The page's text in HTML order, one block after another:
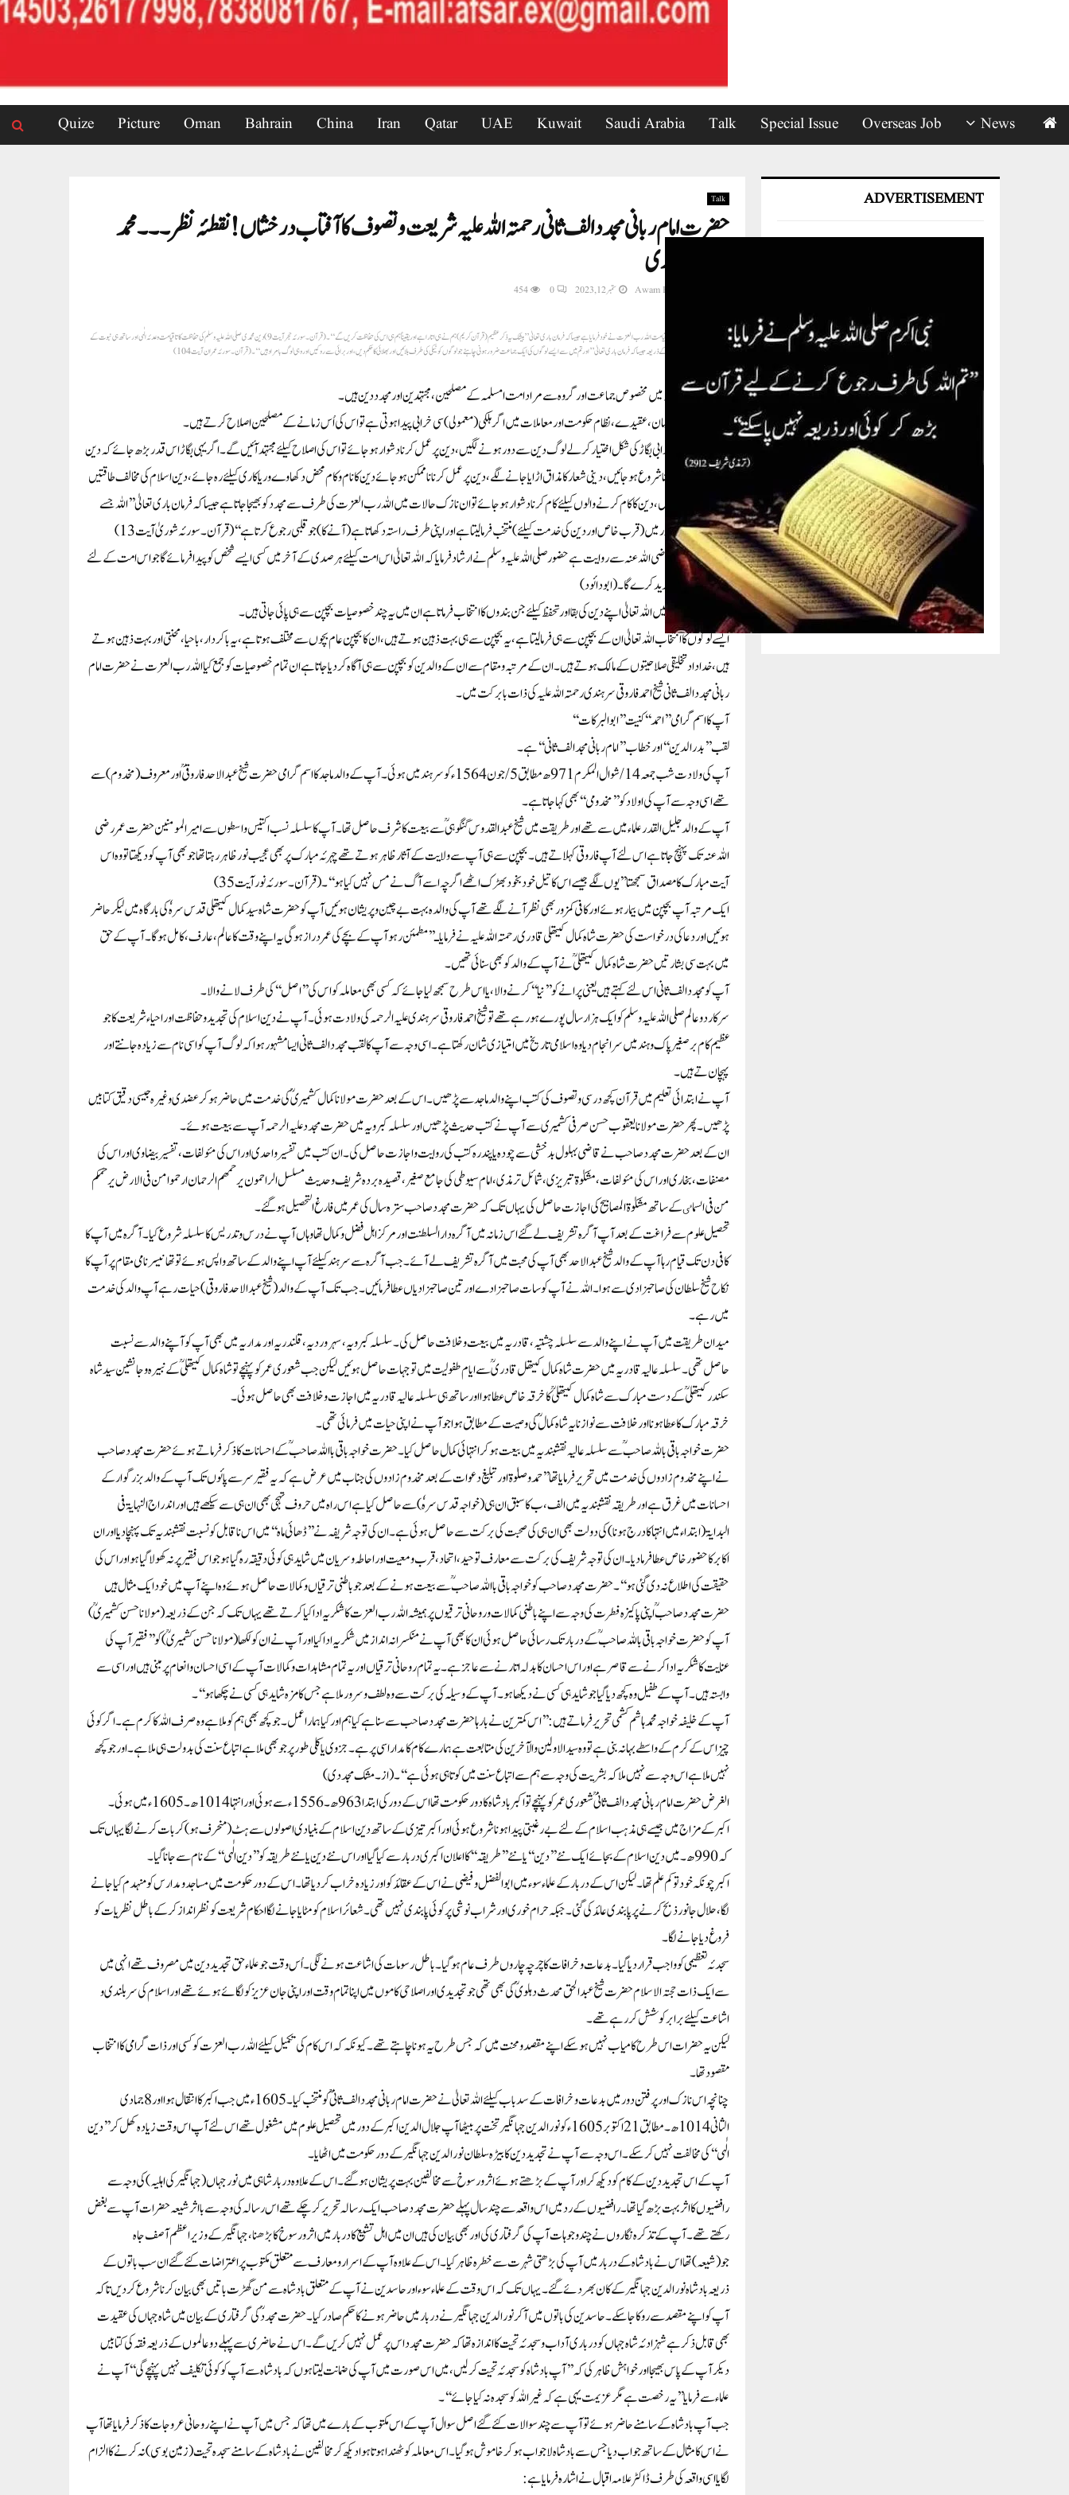
News
Overseas Job
Special Issue
Talk
Saudi Arabia
Kuwait
UAE
Qatar
Iran
China
Bahrain
Oman
Picture
Quize
Talk
حضرت امام ربانی مجددالف ثانی رحمتہ اللہ علیہ شریعت وتصوف کاآفتاب درخشاں! نقطئہ نظر۔۔۔محمد
محفوظ قادری
Awam Express News ستمبر 12, 2023 0
454
دین اسلام کی حفاظت کاوعدہ تاقیامت اللہ رب العزت نے خود فرمایا ہے جیساکہ فرمان باری تعالیٰ ’’بیشک یہ ذکر عظیم (قرآن کریم)ہم نے ہی اتارا ہے اور یقیناً ہم ہی اس کی حفاظت کریں گے‘‘۔(قرآن ۔سورئہ حجرآیت9)دین محمدی صلی اللہ علیہ وسلم کی حفاظت کا تاقیامت وعدئہ الٰہی اور ساتھ ہی نبوت کے
فرائض کی ادائیگی امت مسلمہ کے ذریعہ جیسا کہ فرمان باری تعالیٰ’’اور تم میں سے ایسے لوگوں کی ایک جماعت ضرور ہونی چاہئے جو لوگوں کو نیکی کی طرف بلائیں اور بھلائی کا حکم دیں،اور برائی سے روکیں اور وہی لوگ بامراد ہیں‘‘۔(قرآن۔سورئہ عمران آیت104)
مذکورہ آیت کریمہ میں مخصوص جماعت اور گروہ سے مرادامت امسلمہ کے مصلحین،مجتہدین اور مجدددین ہیں۔
امت مسلمہ کے ایمان،عقیدے،نظام حکومت اور معاملات میں اگر ہلکی(معمولی)سی خرابی پیدا ہوتی ہے تو اس کی اُس زمانے کے مصلحین اصلاح کرتے ہیں۔
اگریہ معمولی سی خرابی بگاڑ کی شکل اختیار کرلے لوگ دین سے دور ہونے لگیں،دین پر عمل کرنا دشوار ہوجائے تو اس کی اصلاح کیلئے مجتہد آئیں گے۔ اگر یہی بگاڑ اس قدر بڑھ جائے کہ دین
کی قدریں پامال ہونا شروع ہوجائیں،دینی شعارکا مذاق اڑایا جانے لگے،دین پر عمل کرناناممکن ہوجائے دین کانام و کام محض دکھاوے وریاکاری کیلئے رہ جائے،دین اسلام کی مخالف طاقتیں
بہت طاقتور ہوجائیں، دین کاکام کرنے والوں کیلئے کام کرنا دشوار ہوجائے تو ان نازک حالات میں اللہ رب العزت کی طرف سے مجدد کو بھیجاجاتا ہے جیسا کہ فرمان باری تعالیٰ ’’اللہ جسے
چاہتا ہے اپنے حضور میں (قرب خاص اوردین کی خدمت کیلئے)منتخب فرمالیتا ہے اور اپنی طرف راستہ دکھاتا ہے (آنے کا)جو قلبی رجوع کرتا ہے‘‘(قرآن۔سورئہ شوریٰ آیت 13)
حضرت ابوہریرہ رضی اللہ عنہ سے روایت ہے حضور صلی اللہ علیہ وسلم نے ارشاد فرمایا کہ اللہ تعالیٰ اس امت کیلئے ہر صدی کے آخر میں کسی ایسے شخص کو پیدا فرمائے گاجو اس امت کے لئے
اس کے دین کی تجدید کرے گا۔(ابودائود)
ان نازک حالات میں اللہ تعالیٰ اپنے دین کی بقااورتحفظ کیلئے جن بندوں کاانتخاب فرماتا ہے ان میں یہ چند خصوصیات بچپن سے ہی پائی جاتی ہیں۔
ایسے لوگوں کا انتخاب اللہ تعالیٰ ان کے بچپن سے ہی فرمالیتا ہے،یہ بچپن سے ہی بہت ذہین ہوتے ہیں،ان کا بچپن عام بچوں سے مختلف ہوتا ہے،یہ باکردار،باحیا،محنتی اور بہت ذہین ہوتے
ہیں،خداداد تخلیقی صلاحیتوں کے مالک ہوتے ہیں۔ان کے مرتبہ ومقام سے ان کے والدین کو بچپن سے ہی آگاہ کر دیا جاتا ہے ان تمام خصوصیات کو جمع کیا اللہ رب العزت نے حضرت امام
ربانی مجدد الف ثانی شیخ احمدفاروقی سرہندی رحمتہ اللہ علیہ کی ذات بابرکت میں۔
آپ کا اسم گرامی ’’احمد‘‘ کنیت ’’ابوالبرکات‘‘
لقب ’’بدرالدین‘‘اور خطاب’’امام ربانی مجد الف ثانی‘‘ہے۔
آپ کی ولادت شب جمعہ14/شوال المکرم 971 ھ مطابق 5/جون 1564ء کو سرہندمیں ہوئی۔آپ کے والد ماجد کا اسم گرامی حضرت شیخ عبد الاحد فاروقیؒ اور معروف(مخدوم)سے
تھے اسی وجہ سے آپ کی اولاد کو’’مخدومی‘‘ بھی کہا جاتا ہے۔
آپ کے والد جلیل القدر علماء میں سے تھے اور طریقت میں شیخ عبد القدوس گنگوہیؒ سے بیعت کا شرف حاصل تھا۔آپ کاسلسلہ نسب اکتیس واسطوں سے امیرالمومنین حضرت عمر رضی
اللہ عنہ تک پہنچ جاتاہے اس لئے آپ فاروقی کہلاتے ہیں۔بچپن سے ہی آپ سے ولایت کے آثار ظاہر ہوتے تھے چہرئہ مبارک پر بھی عجیب نور ظاہر رہتا تھاجو بھی آپ کو دیکھتا تووہ اس
آیت مبارک کا مصداق سمجھتا ’’یوں لگے جیسے اس کا تیل خود بخود بھڑک اٹھے اگر چہ اسے آگ نے مس نہیں کیا ہو ‘‘۔(قرآن۔سورئہ نورآیت 35)
ایک مرتبہ آپ بچپن میں بیمارہوئے اور کافی کمزور بھی نظر آنے لگے تھے آپ کی والدہ بہت بے چین وپریشان ہوئیں آپ کو حضرت شاہ سید کمال کیتھلی قدس سرہٗ کی بار گاہ میں لیکر حاضر
ہوئیں اور دعا کی درخواست کی حضرت شاہ کمال کیتھلی قادری رحمتہ اللہ علیہ نے فرمایاـ’’مطمئن رہو آپ کے بچے کی عمر دراز ہوگی یہ اپنے وقت کاعالم ،عارف،کامل ہوگا۔ آپ کے حق
میں بہت سی بشارتیں حضرت شاہ کمال کیتھلیؒ نے آپ کے والد کو بھی سنائی تھیں۔
آپ کو مجدد الف ثانی اس لئے کہتے ہیں یعنی پرانے کو ’’نیا‘‘ کرنے والا،یا اس طرح سمجھ لیا جائے کہ کسی بھی معاملہ کو اس کی ’’اصل‘‘ کی طرف لانے والا۔
سرکار دو عالم صلی اللہ علیہ وسلم کو ایک ہزار سال پورے ہو رہے تھے تو شیخ احمد فاروقی سرہندی علیہ الرحمہ کی ولادت ہوئی۔آپ نے دین اسلام کی تجدید وحفاظت اور احیاء شریعت کا جو
عظیم کام بر صغیر پاک و ہند میں سرانجام دیا وہ اسلامی تاریخ میں امتیازی شان رکھتا ہے۔اسی وجہ سے آپ کا لقب مجدد الف ثانی ایسا مشہور ہوا کہ لوگ آپ کو اسی نام سے زیادہ جانتے اور
پہچان تے ہیں۔
آپ نے ابتدائی تعلیم میں قرآن کچھ درسی وتصوف کی کتب اپنے والد ماجد سے پڑھیں۔اس کے بعد حضرت مولانا کمال کشمیریؒ کی خدمت میں حاضر ہو کر عضدی وغیرہ جیسی دقیق کتابیں
پڑھیں۔پھر حضرت مولانایعقوب حسن صرفی کشمیری سے آپ نے کتب حدیث پڑھیں اورسلسلہ کبرویہ میں حضرت مجدد علیہ الرحمہ آپ سے بیعت ہوئے۔
ان کے بعد حضرت مجدد صاحب نے قاضی بہلول بدخشی سے چودہ یا پندرہ کتب کی روایت و اجازت حاصل کی۔ان کتب میں تفسیر واحدی اور اس کی مئولفات،تفسیر بیضاوی اور اس کی
مصنفات،بخاری اور اس کی مئولفات،مشکوٰۃ تبریزی،شمائل ترمذی،امام سیوطی کی جامع صغیر،قصیدہ بردہ شریف وحدیث مسلسل الراحمون یرحمھم الرحمان ارحموامن فی الارض یرحمکم
من فی السماٸ کے ساتھ مشکوٰۃ المصابیح کی اجازت حاصل کی یہاں تک کہ حضرت مجدد صاحب سترہ سال کی عمر میں فارغ التحصیل ہوگئے۔
تحصیل علوم سے فراغت کے بعدآپ آگرہ تشریف لے گئے اس زمانہ میں آگرہ دارالسلطنت اور مرکز اہل فضل وکمال تھا وہاں آپ نے درس وتدریس کا سلسلہ شروع کیا۔آگرہ میں آپ کا
کافی دن تک قیام رہا آپ کے والدشیخ عبد الاحد بھی آپ کی محبت میں آگرہ تشریف لے آئے۔جب آگرہ سے سرہند کیلئے آپ اپنے والد کے ساتھ واپس ہوئے توتھانیسرنامی مقام پر آپ کا
نکاح شیخ سلطان کی صاحبزادی سے ہوا۔اللہ نے آپ کو سات صاحبزادے اور تین صاحبزادیاں عطا فرمائیں۔جب تک آپ کے والد(شیخ عبد الاحد فاروقی) حیات رہے آپ والد کی خدمت
میں رہے۔
میدان طریقت میں آپ نے اپنے والد سے سلسلہ چشتیہ،قادریہ میں بیعت وخلافت حاصل کی۔سلسلہ کبرویہ،سہروردیہ،قلندریہ اور مداریہ میں بھی آپ کو آپنے والد سے نسبت
حاصل تھی۔ سلسلہ عالیہ قادریہ میں حضرت شاہ کمال کیتھل قادریؒ سے ایام طفولیت میں توجہات حاصل ہوئیں لیکن جب شعوری عمر کو پہنچے تو شاہ کمال کیتھلیؒ کے نبیرہ وجانشین سید شاہ
سکندر کیتھلیؒ کے دست مبارک سے شاہ کمال کیتھلیؒ کا خرقہ خاص عطا ہوااور ساتھ ہی سلسلہ عالیہ قادریہ میں اجازت و خلافت بھی حاصل ہوئی۔
خرقہ مبارک کا عطا ہونا اورخلافت سے نوازنا یہ شاہ کمالؒ کی وصیت کے مطابق ہوا جو آپ نے اپنی حیات میں فرمائی تھی۔
حضرت خواجہ باقی باللہ صاحبؒ سے سلسلہ عالیہ نقشبندیہ میں بیعت ہو کر انتہائی کمال حاصل کیا۔حضرت خواجہ باقی بااللہ صاحبؒ کے احسانات کا ذکر فرماتے ہوئے حضرت مجدد صاحب
نے اپنے مخدوم زادوں کی خدمت میں تحریر فرمایا تھا’’حمد و صلوٰۃ اور تبلیغ دعوات کے بعد مخدوم زادوں کی جناب میں عرض ہے کہ یہ فقیر سر سے پائوں تک آپ کے والد بزرگوار کے
احسانات میں غرق ہے اور طریقہ نقشبندیہ میں الف،ب کا سبق ان ہی (خواجہ قدس سرہٗ)سے حاصل کیا ہے اس راہ میں حروف تہجی بھی ان ہی سے سیکھے ہیں اور اندراج النہایۃفی
البدایۃ(ابتداء میں انتہا کا درج ہونا)کی دولت بھی ان ہی کی صحبت کی برکت سے حاصل ہوئی ہے۔ان کی توجہ شریفہ نے ’’ڈھائی ماہ‘‘میں اس ناقابل کو نسبت نقشبندیہ تک پہنچا دیا اور ان
اکابر کا حضور خاص عطا فرما دیا۔ان کی توجہ شریف کی برکت سے معارف توحید،اتحاد،قرب و معیت اور احاطہ وسریان میں شاید ہی کوئی دقیقہ رہ گیا ہو جو اس فقیر پر نہ کھولا گیا ہو اوراس کی
حقیقت کی اطلاع نہ دی گئی ہو‘‘۔حضرت مجدد صاحب کو خواجہ باقی بااللہ صاحبؒ سے بیعت ہونے کے بعد جوباطنی ترقیاں وکمالات حاصل ہوئے وہ اپنے آپ میں خود ایک مثال ہیں
حضرت مجدد صاحبؒ اپنی پاکیزہ فطرت کی وجہ سے اپنے باطنی کمالا ت وروحانی ترقیوں پر ہمیشہ اللہ رب العزت کا شکریہ ادا کیا کرتے تھے یہاں تک کہ جن کے ذریعہ(مولا ناحسن کشمیریؒ)
آپ کوحضرت خواجہ باقی باللہ صاحبؒ کے دربار تک رسائی حاصل ہوئی ان کا بھی آپ نے منکسرانہ انداز میں شکریہ ادا کیا اور آپ نے ان کو لکھا(مولانا حسن کشمیریؒ) کو’’فقیر آپ کی
عنایت کا شکریہ ادا کرنے سے قاصر ہے اوراس احسان کا بدلہ اتارنے سے عاجز ہے۔یہ تمام روحانی ترقیاں اور یہ تمام مشاہدات و کمالات آپ کے اسی احسان و انعام پر مبنی ہیں اور اسی سے
وابستہ ہیں۔آپ کے طفیل وہ کچھ دیا گیا جو شاید ہی کسی نے دیکھا ہو۔آپ کے وسیلہ کی برکت سے وہ لطف و سرور ملا ہے جس کا مزہ شاید ہی کسی نے چکھا ہو‘‘۔
آپ کے خلیفہ خواجہ محمد ہاشم کشمی تحریر فرماتے ہیں:’’اس کمترین نے بارہا حضرت مجدد صاحب سے سنا ہے کیا ہم اور کیا ہمارا عمل۔جو کچھ بھی ہم کو ملا ہے وہ صرف اللہ کا کرم ہے۔اگر کوئی
چیز اس کے کرم کے واسطے بہانہ بنی ہے تو وہ سید الاولین والآخرین کی متابعت ہے ہمارے کام کا مدار اسی پر ہے۔جزوی یا کلی طور پر جو بھی ملا ہے اتباع سنت کی بدولت ہی ملا ہے۔اور جو کچھ
نہیں ملا ہے اس وجہ سے نہیں ملا کہ بشریت کی وجہ سے ہم سے اتباع سنت میں کوتاہی ہوئی ہے‘‘۔(از۔مشک مجددی)
الغرض حضرت امام ربانی مجدد الف ثانیؒ شعوری عمر کو پہنچے تو اکبر باد شاہ کا دور حکومت تھااس کے دور کی ابتدا 963ھ۔ 1556ء سے ہوئی اورانتہا1014ھ۔1605ء میں ہوئی۔
اکبر کے مزاج میں جیسے ہی مذہب اسلام کے لئے بے رغبتی پیدا ہونا شروع ہوئی اور اکبر تیزی کے ساتھ دین اسلام کے بنیادی اصولوں سے ہٹ(منحرف ہو)کر بات کرنے لگایہاں تک
کہ 990ھ۔میں دین اسلام کے بجائے ایک نئے’’دین‘‘یا نئے ’’طریقہ‘‘کا اعلان اکبری دربار سے کیا گیا اور اس نئے دین یا نئے طریقہ کو ’’دین الٰہی‘‘کے نام سے جانا گیا۔
اکبر چونکہ خود تو کم علم تھا۔لیکن اس کے دربار کے علماء سوء میں ابو الفضل و فیضی نے اس کے عقائد کو اور زیادہ خراب کر دیا تھا۔اس کے دور حکومت میں مساجد ومدارس کو منہدم کیا جانے
لگا،حلال جانور ذبح کرنے پر پابندی عائد کی گئی۔جبکہ حرام خوری اور شراب نوشی پر کو ئی پابندی نہیں تھی۔شعائر اسلام کو مٹایا جانے لگا احکام شریعت کو نظر انداز کر کے باطل نظر یات کو
فروغ دیا جانے لگا۔
سجدئہ تعظیمی کوواجب قرار دیا گیا۔بدعات و خرافات کا چرچہ چاروں طرف عام ہو گیا۔باطل رسومات کی اشاعت ہو نے لگی۔اُس وقت جو علماء حق تجدید دین میں مصروف تھے انہی میں
سے ایک ذات حجتہ الاسلام حضرت شیخ عبد الحق محدث دہلویؒ کی بھی تھی جوتجدیدی اوراصلاحی کاموں میں اپنا تمام وقت اوراپنی جان عزیزکو لگا ئے ہوئے تھے اور اسلام کی سر بلندی و
اشاعت کیلئے برابر کو شش کر رہے تھے۔
لیکن یہ حضرات اس طرح کامیاب نہیں ہو سکے اپنے مقصد ومحنت میں کہ جس طرح یہ ہو نا چا ہتے تھے۔ کیونکہ کہ اس کام کی تکمیل کیلئے اللہ رب العزت کوکسی اور ذات گرامی کا انتخاب
مقصود تھا۔
چنانچہ اس نازک اور پر فتن دور میں بدعات وخرافات کے سد باب کیلئے اللہ تعالیٰ نے حضرت امام ربانی مجدد الف ثانیؒ کومنتخب کیا۔1605ء میں جب اکبر کا انتقال ہوااور8جمادی
الثانی 1014ھ۔مطابق 21اکتوبر1605ء کونورالدین جہانگیر تخت پر بیٹھاآپ جلال الدین اکبر کے دور میں تحصیل علوم میں مشغول تھے اس لئے آپ اس وقت زیادہ کھل کر’’دین
الٰہی‘‘ کی مخالفت نہیں کر سکے۔اس وجہ سے آپ نے تجدید دین کا بیڑہ سلطان نور الدین جہانگیر کے دورحکومت میں اٹھایا۔
آپ کے اس تجدیددین کے کام کو دیکھ کراور آپ کے بڑھتے ہوئے اثرورسوخ سے مخالفین بہت پریشان ہوگئے۔اس کے علاوہ دربار شاہی میں نور جہاں(جہانگیر کی اہلیہ)کی وجہ سے
رافضیوں کا اثر بہت بڑھ گیا تھا۔رافضیوں کے رد میں اس واقعہ سے چند سال پہلے حضرت مجدد صاحب ایک رسالہ تحریر کر چکے تھے اس رسالہ کی وجہ سے بااثر شیعہ حضرات آپ سے بغض
رکھتے تھے۔آپ کے تذکرہ نگاروں نے چند وجوہات آپ کی گرفتاری کی اور بھی بیان کی ہیں ان میں اہل تشیع کا دربار میں اثر ورسوخ کا بڑھنا،جہانگیر کے وزیر اعظم آصف جاہ
جو(شیعہ)تھااس نے باد شاہ کے دربار میں آپ کی بڑھتی شہرت سے خطرہ ظاہرکیا۔اس کے علاوہ آپ کے اسرارومعارف سے متعلق مکتوب پر اعتراضات کئے گئے ان سب باتوں کے
ذریعہ بادشاہ نورالدین جہانگیر کے کان بھر دئے گئے۔یہاں تک کہ اس وقت کے علماء سوء اورحاسدین نے آپ کے متعلق بادشاہ سے من گھڑت باتیں بھی بیان کرنا شروع کردیں تاکہ
آپ کو اپنے مقصد سے روکا جا سکے۔حاسدین کی باتوں میں آکرنورالدین جہانگیر نے دربار میں حاضر ہونے کا حکم صادر کیا۔حضرت مجددؒ کی گرفتاری کے بیان میں شاہ جہاں کی عقیدت
بھی قابل ذکر ہے شہزادئہ شاہ جہاں کو درباری آداب وسجدئہ تحیت کا اندازہ تھا کہ حضرت مجدد اس پر عمل نہیں کریں گے۔اس نے حاضری سے پہلے دوعالموں کے ذریعہ فقہ کی کتابیں
دیکر آپ کے پاس بھیجا اور خواہش ظاہر کی کہ ’’آپ بادشاہ کو سجدئہ تحیت کر لیں،میں اس صورت میں آپ کی ضمانت لیتا ہوں کہ بادشاہ سے آپ کو کوئی تکلیف نہیں پہنچے گی‘‘آپ نے
علماء سے فرمایا ’’یہ رخصت ہے مگر عزیمت یہی ہے کہ غیر اللہ کو سجدہ نہ کیا جائے‘‘۔
جب آپ بادشاہ کے سامنے حاضر ہوئے تو آپ سے چند سوالات کئے گئے اصل سوال آپ کے اس مکتوب کے بارے میں تھا کہ جس میں آپ نے اپنے روحانی عروجات کا ذکر فرمایا تھاآپ
نے اس کا مثال کے ساتھ جواب دیا جس سے بادشاہ لاجواب ہوکر خاموش ہوگیا۔اس معاملہ کو ٹھندا ہوتا ہوا دیکھ کر مخالفین نے بادشاہ کے سامنے سجدہ تحیت(زمین بوسی)نہ کرنے کا الزام
لگایااسی واقعہ کی طرف ڈاکٹرعلامہ اقبال نے اشارہ فرمایا ہے:
ADVERTISEMENT